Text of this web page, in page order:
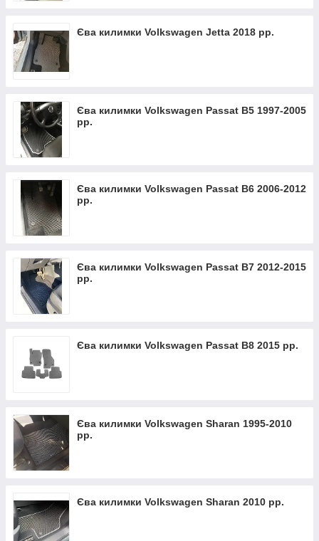
Єва килимки Volkswagen Jetta 2018︎ рр.
Єва килимки Volkswagen Passat B5 1997-2005
рр.
Єва килимки Volkswagen Passat B6 2006-2012
рр.
Єва килимки Volkswagen Passat B7 2012-2015
рр.
Єва килимки Volkswagen Passat B8 2015 рр.
Єва килимки Volkswagen Sharan 1995-2010
рр.
Єва килимки Volkswagen Sharan 2010 рр.